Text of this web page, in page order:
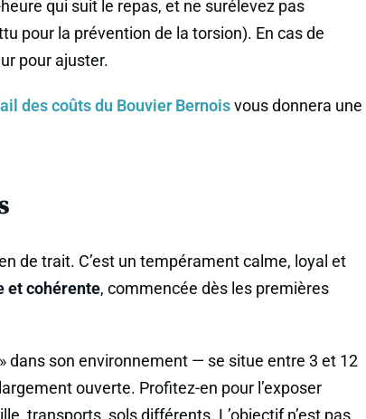
qui suit le repas, et ne surélevez pas
pour la prévention de la torsion). En cas de
pour ajuster.
des coûts du Bouvier Bernoisvous donnera une
de trait. C’est un tempérament calme, loyal et
et cohérente, commencée dès les premières
dans son environnement — se situe entre 3 et 12
ouverte. Profitez-en pour l’exposer
transports, sols différents. L’objectif n’est pas